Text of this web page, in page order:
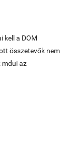
kell a DOM
összetevők nem
mdui az